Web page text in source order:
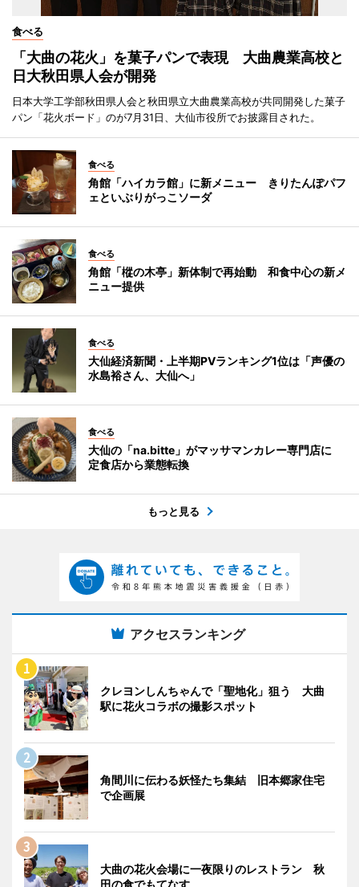
食べる
「大曲の花火」を菓子パンで表現 大曲農業高校と
日大秋田県人会が開発
日本大学工学部秋田県人会と秋田県立大曲農業高校が共同開発した菓子
パン「花火ボード」のが7月31日、大仙市役所でお披露目された。
食べる
角館「ハイカラ館」に新メニュー きりたんぽパフ
ェといぶりがっこソーダ
食べる
角館「樅の木亭」新体制で再始動 和食中心の新メ
ニュー提供
食べる
大仙経済新聞・上半期PVランキング1位は「声優の
水島裕さん、大仙へ」
食べる
大仙の「na.bitte」がマッサマンカレー専門店に
定食店から業態転換
もっと見る
アクセスランキング
クレヨンしんちゃんで「聖地化」狙う 大曲
駅に花火コラボの撮影スポット
角間川に伝わる妖怪たち集結 旧本郷家住宅
で企画展
大曲の花火会場に一夜限りのレストラン 秋
田の食でもてなす